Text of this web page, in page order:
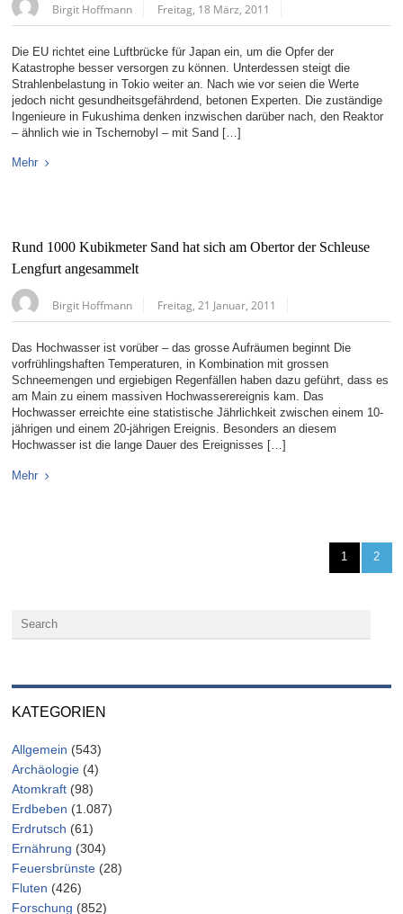
Birgit Hoffmann Freitag, 18 März, 2011
Die EU richtet eine Luftbrücke für Japan ein, um die Opfer der
Katastrophe besser versorgen zu können. Unterdessen steigt die
Strahlenbelastung in Tokio weiter an. Nach wie vor seien die Werte
jedoch nicht gesundheitsgefährdend, betonen Experten. Die zuständige
Ingenieure in Fukushima denken inzwischen darüber nach, den Reaktor
– ähnlich wie in Tschernobyl – mit Sand […]
Mehr
Rund 1000 Kubikmeter Sand hat sich am Obertor der Schleuse
Lengfurt angesammelt
Birgit Hoffmann Freitag, 21 Januar, 2011
Das Hochwasser ist vorüber – das grosse Aufräumen beginnt Die
vorfrühlingshaften Temperaturen, in Kombination mit grossen
Schneemengen und ergiebigen Regenfällen haben dazu geführt, dass es
am Main zu einem massiven Hochwasserereignis kam. Das
Hochwasser erreichte eine statistische Jährlichkeit zwischen einem 10-
jährigen und einem 20-jährigen Ereignis. Besonders an diesem
Hochwasser ist die lange Dauer des Ereignisses […]
Mehr
1 2
KATEGORIEN
Allgemein (543)
Archäologie (4)
Atomkraft (98)
Erdbeben (1.087)
Erdrutsch (61)
Ernährung (304)
Feuersbrünste (28)
Fluten (426)
Forschung (852)